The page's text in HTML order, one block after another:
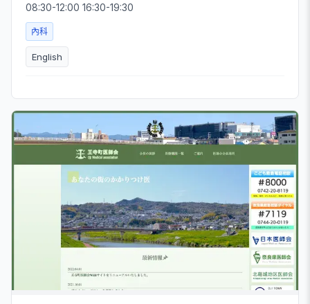
08:30-12:00 16:30-19:30
內科
English